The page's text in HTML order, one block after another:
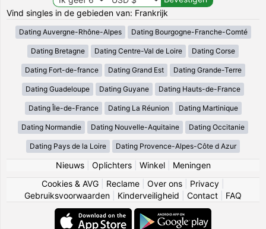
Vind singles in de gebieden van: Frankrijk
Dating Auvergne-Rhône-Alpes Dating Bourgogne-Franche-Comté
Dating Bretagne Dating Centre-Val de Loire Dating Corse
Dating Fort-de-france Dating Grand Est Dating Grande-Terre
Dating Guadeloupe Dating Guyane Dating Hauts-de-France
Dating Île-de-France Dating La Réunion Dating Martinique
Dating Normandie Dating Nouvelle-Aquitaine Dating Occitanie
Dating Pays de la Loire Dating Provence-Alpes-Côte d Azur
Nieuws| Oplichters| Winkel| Meningen
Cookies & AVG
Reclame Over ons Privacy
Gebruiksvoorwaarden
Kinderveiligheid Contact FAQ